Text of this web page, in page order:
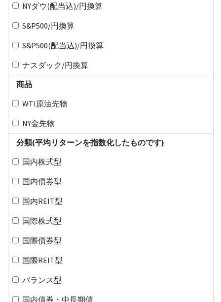
NYダウ(配当込)/円換算
S&P500/円換算
S&P500(配当込)/円換算
ナスダック/円換算
商品
WTI原油先物
NY金先物
分類(平均リターンを指数化したものです)
国内株式型
国内債券型
国内REIT型
国際株式型
国際債券型
国際REIT型
バランス型
国内債券・中長期債